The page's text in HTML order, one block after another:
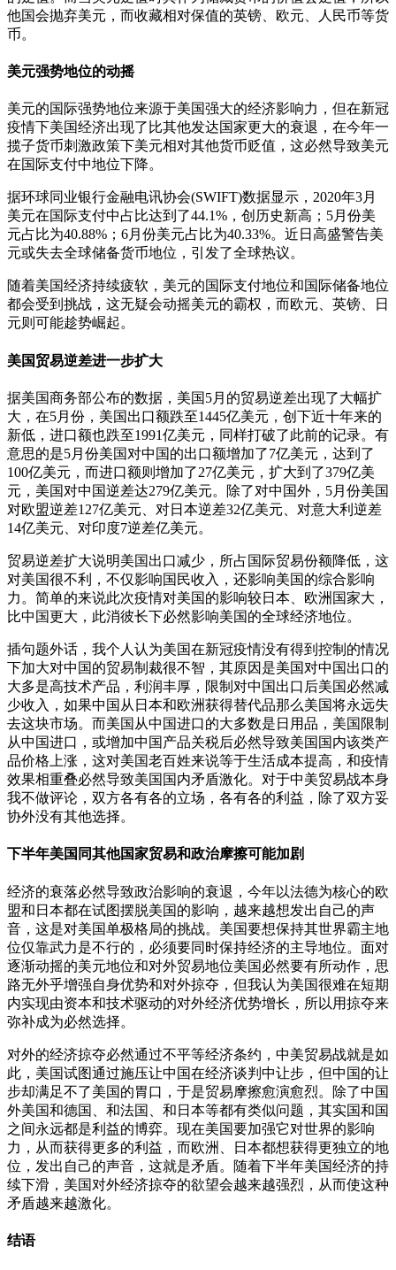
他国会抛弃美元，而收藏相对保值的英镑、欧元、人民币等货
币。
美元强势地位的动摇
美元的国际强势地位来源于美国强大的经济影响力，但在新冠
疫情下美国经济出现了比其他发达国家更大的衰退，在今年一
揽子货币刺激政策下美元相对其他货币贬值，这必然导致美元
在国际支付中地位下降。
据环球同业银行金融电讯协会(SWIFT)数据显示，2020年3月
美元在国际支付中占比达到了44.1%，创历史新高；5月份美
元占比为40.88%；6月份美元占比为40.33%。近日高盛警告美
元或失去全球储备货币地位，引发了全球热议。
随着美国经济持续疲软，美元的国际支付地位和国际储备地位
都会受到挑战，这无疑会动摇美元的霸权，而欧元、英镑、日
元则可能趁势崛起。
美国贸易逆差进一步扩大
据美国商务部公布的数据，美国5月的贸易逆差出现了大幅扩
大，在5月份，美国出口额跌至1445亿美元，创下近十年来的
新低，进口额也跌至1991亿美元，同样打破了此前的记录。有
意思的是5月份美国对中国的出口额增加了7亿美元，达到了
100亿美元，而进口额则增加了27亿美元，扩大到了379亿美
元，美国对中国逆差达279亿美元。除了对中国外，5月份美国
对欧盟逆差127亿美元、对日本逆差32亿美元、对意大利逆差
14亿美元、对印度7逆差亿美元。
贸易逆差扩大说明美国出口减少，所占国际贸易份额降低，这
对美国很不利，不仅影响国民收入，还影响美国的综合影响
力。简单的来说此次疫情对美国的影响较日本、欧洲国家大，
比中国更大，此消彼长下必然影响美国的全球经济地位。
插句题外话，我个人认为美国在新冠疫情没有得到控制的情况
下加大对中国的贸易制裁很不智，其原因是美国对中国出口的
大多是高技术产品，利润丰厚，限制对中国出口后美国必然减
少收入，如果中国从日本和欧洲获得替代品那么美国将永远失
去这块市场。而美国从中国进口的大多数是日用品，美国限制
从中国进口，或增加中国产品关税后必然导致美国国内该类产
品价格上涨，这对美国老百姓来说等于生活成本提高，和疫情
效果相重叠必然导致美国国内矛盾激化。对于中美贸易战本身
我不做评论，双方各有各的立场，各有各的利益，除了双方妥
协外没有其他选择。
下半年美国同其他国家贸易和政治摩擦可能加剧
经济的衰落必然导致政治影响的衰退，今年以法德为核心的欧
盟和日本都在试图摆脱美国的影响，越来越想发出自己的声
音，这是对美国单极格局的挑战。美国要想保持其世界霸主地
位仅靠武力是不行的，必须要同时保持经济的主导地位。面对
逐渐动摇的美元地位和对外贸易地位美国必然要有所动作，思
路无外乎增强自身优势和对外掠夺，但我认为美国很难在短期
内实现由资本和技术驱动的对外经济优势增长，所以用掠夺来
弥补成为必然选择。
对外的经济掠夺必然通过不平等经济条约，中美贸易战就是如
此，美国试图通过施压让中国在经济谈判中让步，但中国的让
步却满足不了美国的胃口，于是贸易摩擦愈演愈烈。除了中国
外美国和德国、和法国、和日本等都有类似问题，其实国和国
之间永远都是利益的博弈。现在美国要加强它对世界的影响
力，从而获得更多的利益，而欧洲、日本都想获得更独立的地
位，发出自己的声音，这就是矛盾。随着下半年美国经济的持
续下滑，美国对外经济掠夺的欲望会越来越强烈，从而使这种
矛盾越来越激化。
结语